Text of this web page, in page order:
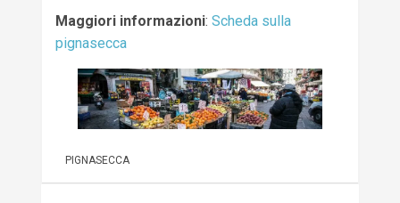
Maggiori informazioni: Scheda sulla
pignasecca
PIGNASECCA